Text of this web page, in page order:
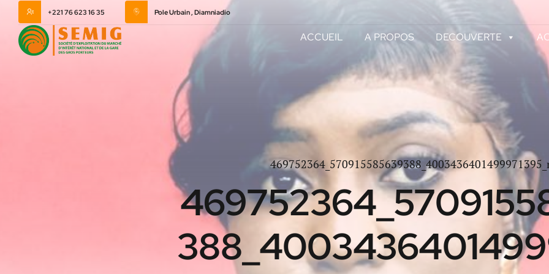
+221 76 623 16 35 Pole Urbain , Diamniadio
ACCUEIL A PROPOS DECOUVERTE